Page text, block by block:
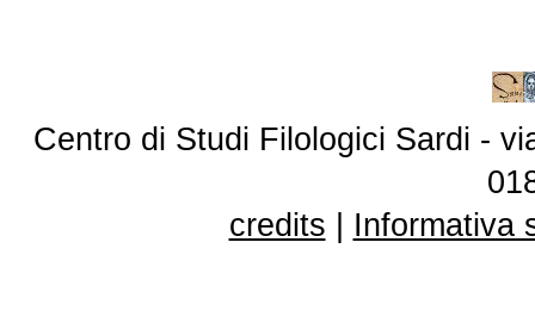
Centro di Studi Filologici Sardi -
credits
Informativa